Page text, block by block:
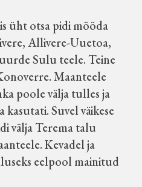
üht otsa pidi mööda
Allivere-Uuetoa,
Sulu teele. Teine
Maanteele
poole välja tulles ja
kasutati. Suvel väikese
välja Terema talu
Kevadel ja
eelpool mainitud